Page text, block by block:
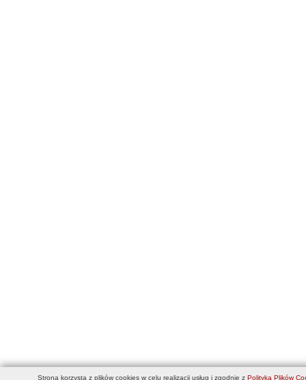
Strona korzysta z plików cookies w celu realizacji usług i zgodnie z Polityką Plików